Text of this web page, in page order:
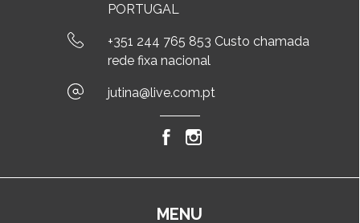
PORTUGAL
+351 244 765 853 Custo chamada
rede fixa nacional
jutina@live.com.pt
MENU